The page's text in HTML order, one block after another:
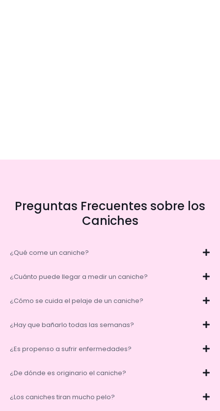
Preguntas Frecuentes sobre los
Caniches
¿Qué come un caniche?
¿Cuánto puede llegar a medir un caniche?
¿Cómo se cuida el pelaje de un caniche?
¿Hay que bañarlo todas las semanas?
¿Es propenso a sufrir enfermedades?
¿De dónde es originario el caniche?
¿Los caniches tiran mucho pelo?